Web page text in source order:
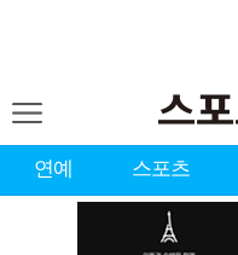
연예 스포츠